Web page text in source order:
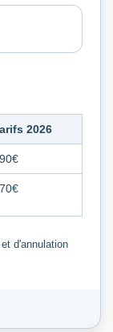
2026
d'annulation